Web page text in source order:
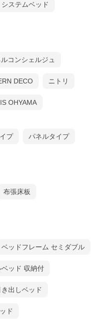
システムベッド
ルコンシェルジュ
DECO ニトリ
OHYAMA
プ パネルタイプ
布張床板
ベッドフレーム セミダブル
ベッド 収納付
き出しベッド
ド